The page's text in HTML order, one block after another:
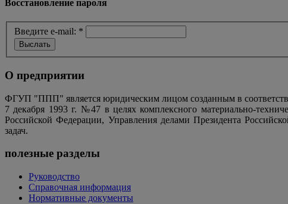
Восстановление пароля
Введите e-mail: *
О предприятии
ФГУП "ППП" является юридическим лицом созданным в
7 декабря 1993 г. №47 в целях комплексного материально-
Российской Федерации, Управления делами Президента
задач.
полезные разделы
Руководство
Справочная информация
Нормативные документы